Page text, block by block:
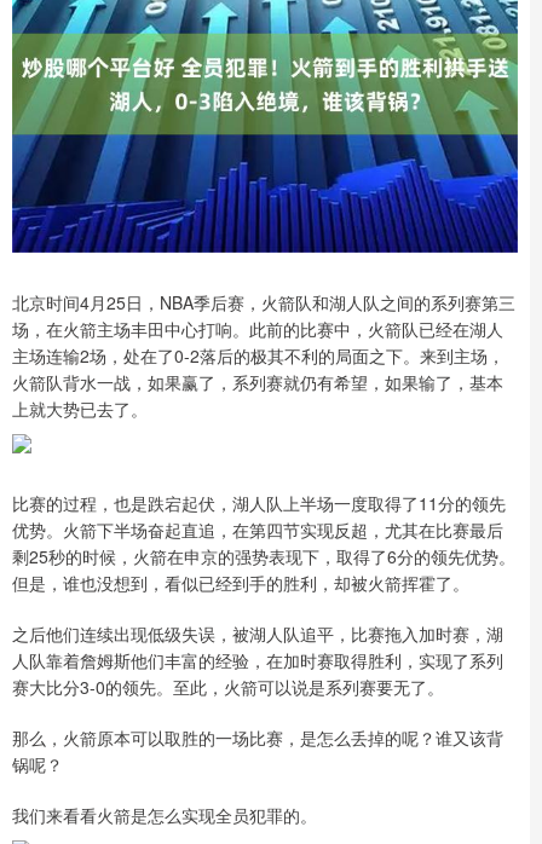
北京时间4月25日，NBA季后赛，火箭队和湖人队之间的系列赛第三
场，在火箭主场丰田中心打响。此前的比赛中，火箭队已经在湖人
主场连输2场，处在了0-2落后的极其不利的局面之下。来到主场，
火箭队背水一战，如果赢了，系列赛就仍有希望，如果输了，基本
上就大势已去了。
比赛的过程，也是跌宕起伏，湖人队上半场一度取得了11分的领先
优势。火箭下半场奋起直追，在第四节实现反超，尤其在比赛最后
剩25秒的时候，火箭在申京的强势表现下，取得了6分的领先优势。
但是，谁也没想到，看似已经到手的胜利，却被火箭挥霍了。
之后他们连续出现低级失误，被湖人队追平，比赛拖入加时赛，湖
人队靠着詹姆斯他们丰富的经验，在加时赛取得胜利，实现了系列
赛大比分3-0的领先。至此，火箭可以说是系列赛要无了。
那么，火箭原本可以取胜的一场比赛，是怎么丢掉的呢？谁又该背
锅呢？
我们来看看火箭是怎么实现全员犯罪的。